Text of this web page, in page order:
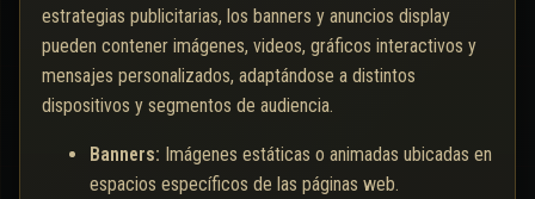
estrategias publicitarias, los banners y anuncios display
pueden contener imágenes, videos, gráficos interactivos y
mensajes personalizados, adaptándose a distintos
dispositivos y segmentos de audiencia.
Banners: Imágenes estáticas o animadas ubicadas en
espacios específicos de las páginas web.